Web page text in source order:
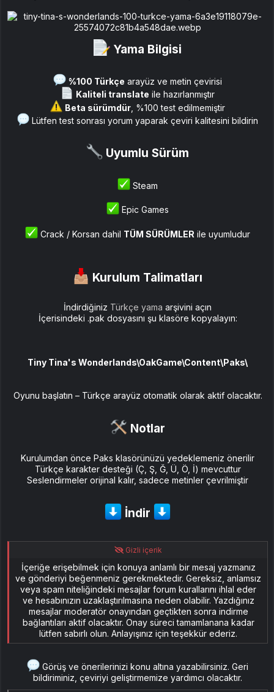
Yama Bilgisi​
%100 Türkçe arayüz ve metin çevirisi
Kaliteli translate ile hazırlanmıştır
Beta sürümdür , %100 test edilmemiştir
Lütfen test sonrası yorum yaparak çeviri kalitesini bildirin
Uyumlu Sürüm​
Steam
Epic Games
Crack / Korsan dahil TÜM SÜRÜMLER ile uyumludur
Kurulum Talimatları​
İndirdiğiniz Türkçe yama arşivini açın
İçerisindeki .pak dosyasını şu klasöre kopyalayın:
Tiny Tina's Wonderlands\OakGame\Content\Paks\
Oyunu başlatın – Türkçe arayüz otomatik olarak aktif olacaktır.
Notlar​
Kurulumdan önce Paks klasörünüzü yedeklemeniz önerilir
Türkçe karakter desteği (Ç, Ş, Ğ, Ü, Ö, İ) mevcuttur
Seslendirmeler orijinal kalır, sadece metinler çevrilmiştir
İndir
Gizli içerik
İçeriğe erişebilmek için konuya anlamlı bir mesaj yazmanız
ve gönderiyi beğenmeniz gerekmektedir. Gereksiz, anlamsız
veya spam niteliğindeki mesajlar forum kurallarını ihlal eder
ve hesabınızın uzaklaştırılmasına neden olabilir. Yazdığınız
mesajlar moderatör onayından geçtikten sonra indirme
bağlantıları aktif olacaktır. Onay süreci tamamlanana kadar
lütfen sabırlı olun. Anlayışınız için teşekkür ederiz.
Görüş ve önerilerinizi konu altına yazabilirsiniz. Geri
bildiriminiz, çeviriyi geliştirmemize yardımcı olacaktır.​